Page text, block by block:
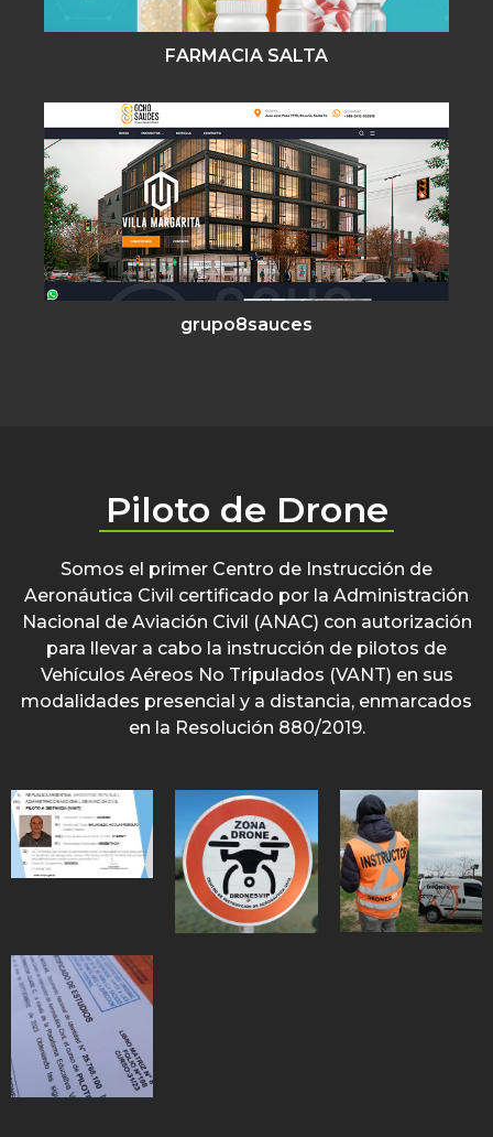
FARMACIA SALTA
grupo8sauces
Piloto de Drone
Somos el primer Centro de Instrucción de
Aeronáutica Civil certificado por la Administración
Nacional de Aviación Civil (ANAC) con autorización
para llevar a cabo la instrucción de pilotos de
Vehículos Aéreos No Tripulados (VANT) en sus
modalidades presencial y a distancia, enmarcados
en la Resolución 880/2019.